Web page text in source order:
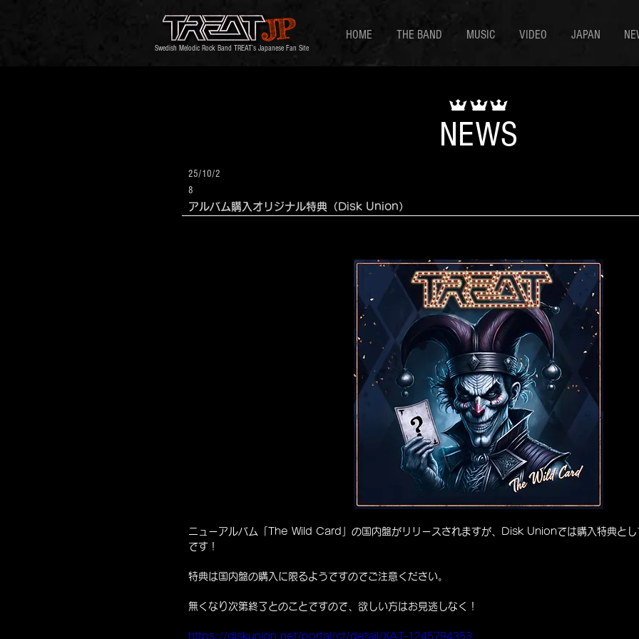
Swedish Melodic Rock Band TREAT’s Japanese Fan Site
HOME THE BAND MUSIC VIDEO JAPAN
NEWS
25/10/2
8
アルバム購入オリジナル特典（Disk Union）
ニューアルバム「The Wild Card」の国内盤がリリースされますが、Disk Unionでは購入特典とし
です！
特典は国内盤の購入に限るようですのでご注意ください。
無くなり次第終了とのことですので、欲しい方はお見逃しなく！
https://diskunion.net/portal/ct/detail/XAT-1245794353